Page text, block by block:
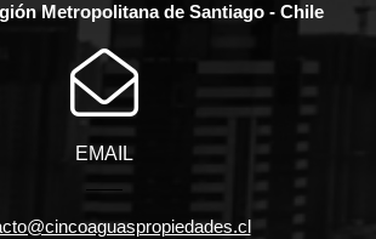
Metropolitana de Santiago - Chile
EMAIL